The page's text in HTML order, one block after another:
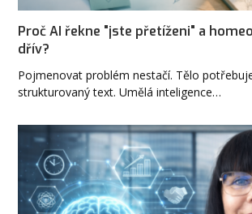
Proč AI řekne "jste přetíženi" a
dřív?
Pojmenovat problém nestačí. Tělo
strukturovaný text. Umělá inteligence…